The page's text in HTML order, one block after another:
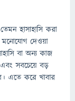
হাসাহাসি করা
মনোযোগ দেওয়া
বা অন্য কাজ
সবচেয়ে বড়
এতে করে খাবার